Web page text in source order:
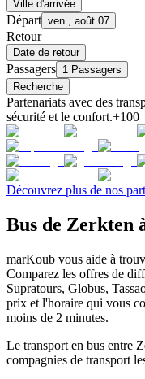
Ville d'arrivée
Départ ven., août 07
Retour
Date de retour
Passagers 1 Passagers
Recherche
Partenariats avec des
sécurité et le confort.+100
Découvrez plus de nos
Bus de Zerkten
marKoub vous aide à
Comparez les offres de
Supratours, Globus,
prix et l'horaire qui vous
moins de 2 minutes.
Le transport en bus entre
compagnies de transport